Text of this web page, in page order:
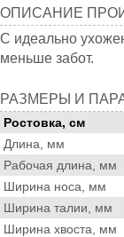
Описание
производителя
ОПИСАНИЕ
C идеально
меньше забот.
Размеры
и
параметры
РАЗМЕРЫ И
Ростовка, см
Длина, мм
Рабочая длина, мм
Ширина носа, мм
Ширина талии, мм
Ширина хвоста, мм